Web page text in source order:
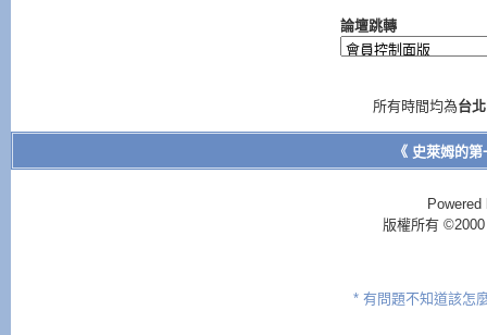
論壇跳轉
所有時間均為台
《 史萊姆的
版權所有
* 有問題不知道該怎